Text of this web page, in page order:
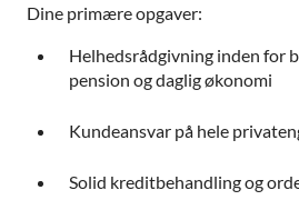
Dine primære opgaver:
Helhedsrådgivning inden for
pension og daglig økonomi
Kundeansvar på hele
Solid kreditbehandling og